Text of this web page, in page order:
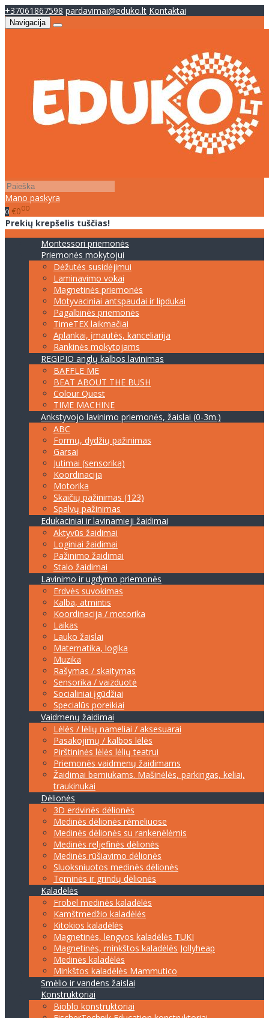
+37061867598 pardavimai@eduko.lt Kontaktai
Navigacija
Mano paskyra
0 €000
Prekių krepšelis tuščias!
Montessori priemonės
Priemonės mokytojui
Dėžutės susidėjimui
Laminavimo vokai
Magnetinės priemonės
Motyvaciniai antspaudai ir lipdukai
Pagalbinės priemonės
TimeTEX laikmačiai
Aplankai, įmautės, kanceliarija
Rankinės mokytojams
REGIPIO anglų kalbos lavinimas
BAFFLE ME
BEAT ABOUT THE BUSH
Colour Quest
TIME MACHINE
Ankstyvojo lavinimo priemonės, žaislai (0-3m.)
ABC
Formų, dydžių pažinimas
Garsai
Jutimai (sensorika)
Koordinacija
Motorika
Skaičių pažinimas (123)
Spalvų pažinimas
Edukaciniai ir lavinamieji žaidimai
Aktyvūs žaidimai
Loginiai žaidimai
Pažinimo žaidimai
Stalo žaidimai
Lavinimo ir ugdymo priemonės
Erdvės suvokimas
Kalba, atmintis
Koordinacija / motorika
Laikas
Lauko žaislai
Matematika, logika
Muzika
Rašymas / skaitymas
Sensorika / vaizduotė
Socialiniai įgūdžiai
Specialūs poreikiai
Vaidmenų žaidimai
Lėlės / lėlių nameliai / aksesuarai
Pasakojimų / kalbos lėlės
Pirštininės lėlės lėlių teatrui
Priemonės vaidmenų žaidimams
Žaidimai berniukams. Mašinėlės, parkingas, keliai,
traukinukai
Dėlionės
3D erdvinės dėlionės
Medinės dėlionės rėmeliuose
Medinės dėlionės su rankenėlėmis
Medinės reljefinės dėlionės
Medinės rūšiavimo dėlionės
Sluoksniuotos medinės dėlionės
Teminės ir grindų dėlionės
Kaladėlės
Frobel medinės kaladėlės
Kamštmedžio kaladėlės
Kitokios kaladėlės
Magnetinės, lengvos kaladėlės TUKI
Magnetinės, minkštos kaladėlės Jollyheap
Medinės kaladėlės
Minkštos kaladėlės Mammutico
Smėlio ir vandens žaislai
Konstruktoriai
Bioblo konstruktoriai